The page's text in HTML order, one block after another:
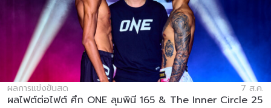
ผลการแข่งขันสด 7 ส.ค.
ผลไฟต์ต่อไฟต์ ศึก ONE ลุมพินี 165 & The Inner Circle 25